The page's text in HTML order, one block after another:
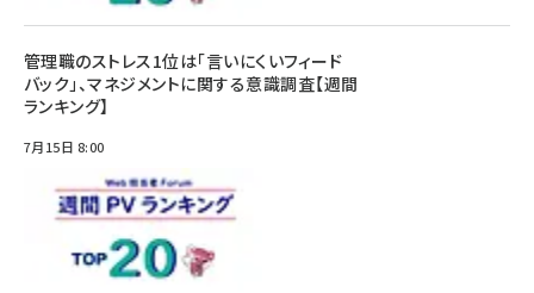
管理職のストレス1位は「言いにくいフィード
バック」、マネジメントに関する意識調査【週間
ランキング】
7月15日 8:00